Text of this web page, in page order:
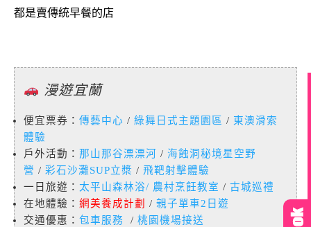
都是賣傳統早餐的店
漫遊宜蘭
便宜票券： 傳藝中心 / 綠舞日式主題園區 / 東澳滑索
體驗
戶外活動： 那山那谷漂漂河 / 海蝕洞秘境星空野
營 / 彩石沙灘SUP立槳 / 飛靶射擊體驗
一日旅遊： 太平山森林浴/ 農村烹飪教室 / 古城巡禮
在地體驗： 網美養成計劃 / 親子單車2日遊
交通優惠： 包車服務 / 桃園機場接送